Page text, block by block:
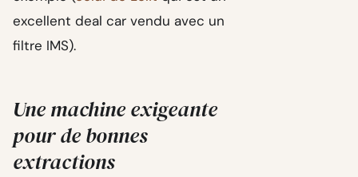
excellent deal car vendu avec un
filtre IMS).
Une machine exigeante
pour de bonnes
extractions